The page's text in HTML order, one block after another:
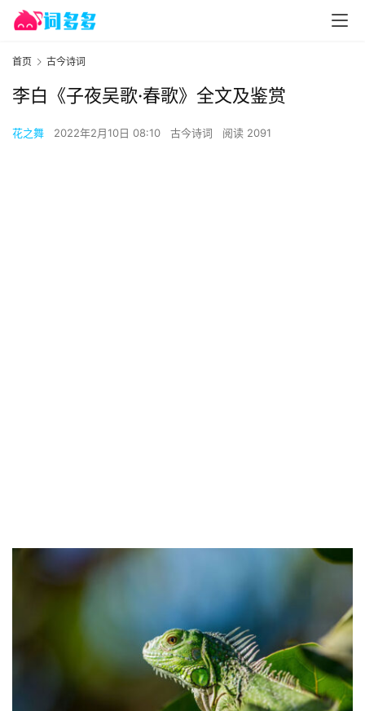
首页 古今诗词
李白《子夜吴歌·春歌》全文及鉴赏
花之舞 2022年2月10日 08:10 古今诗词 阅读 2091